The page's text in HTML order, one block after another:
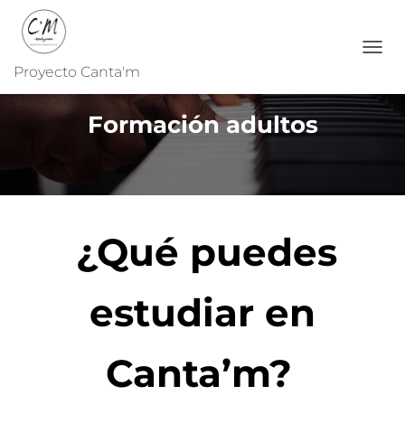
Proyecto Canta'm
M
B
O
Formación adultos
¿Qué puedes
estudiar en
Canta’m?